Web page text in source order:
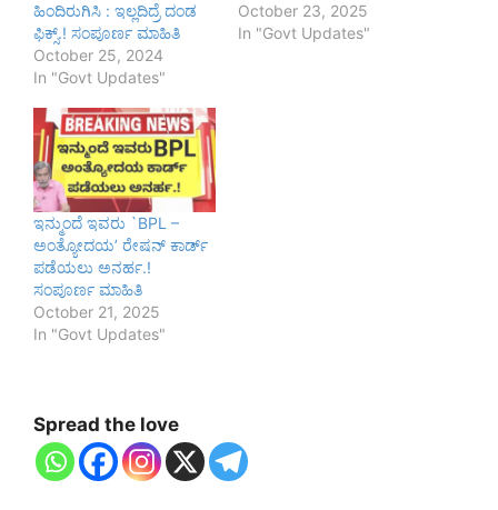
ಹಿಂದಿರುಗಿಸಿ : ಇಲ್ಲದಿದ್ರೆ ದಂಡ
ಫಿಕ್ಸ್.! ಸಂಪೂರ್ಣ ಮಾಹಿತಿ
October 25, 2024
In "Govt Updates"
October 23, 2025
In "Govt Updates"
ಇನ್ಮುಂದೆ ಇವರು `BPL –
ಅಂತ್ಯೋದಯ’ ರೇಷನ್ ಕಾರ್ಡ್
ಪಡೆಯಲು ಅನರ್ಹ.!
ಸಂಪೂರ್ಣ ಮಾಹಿತಿ
October 21, 2025
In "Govt Updates"
Spread the love